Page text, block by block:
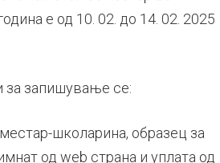
е од 10. 02. до 14. 02. 2025
за запишување се:
школарина, образец за
од web страна и уплата од